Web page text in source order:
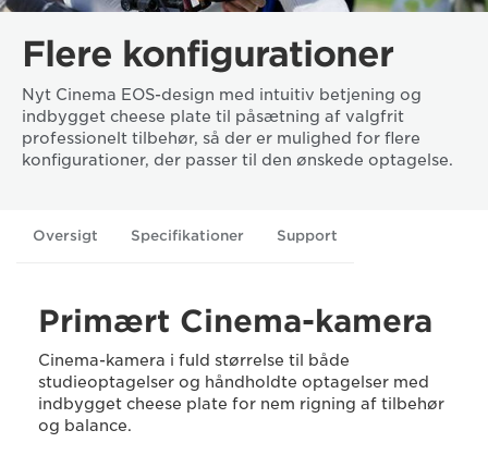
Flere konfigurationer
Nyt Cinema EOS-design med intuitiv betjening og
indbygget cheese plate til påsætning af valgfrit
professionelt tilbehør, så der er mulighed for flere
konfigurationer, der passer til den ønskede optagelse.
Oversigt Specifikationer Support
Primært Cinema-kamera
Cinema-kamera i fuld størrelse til både
studieoptagelser og håndholdte optagelser med
indbygget cheese plate for nem rigning af tilbehør
og balance.